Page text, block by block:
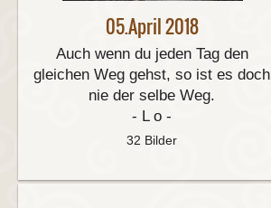
05.April 2018
Auch wenn du jeden Tag den
gleichen Weg gehst, so ist es doch
nie der selbe Weg.
- L o -
32 Bilder